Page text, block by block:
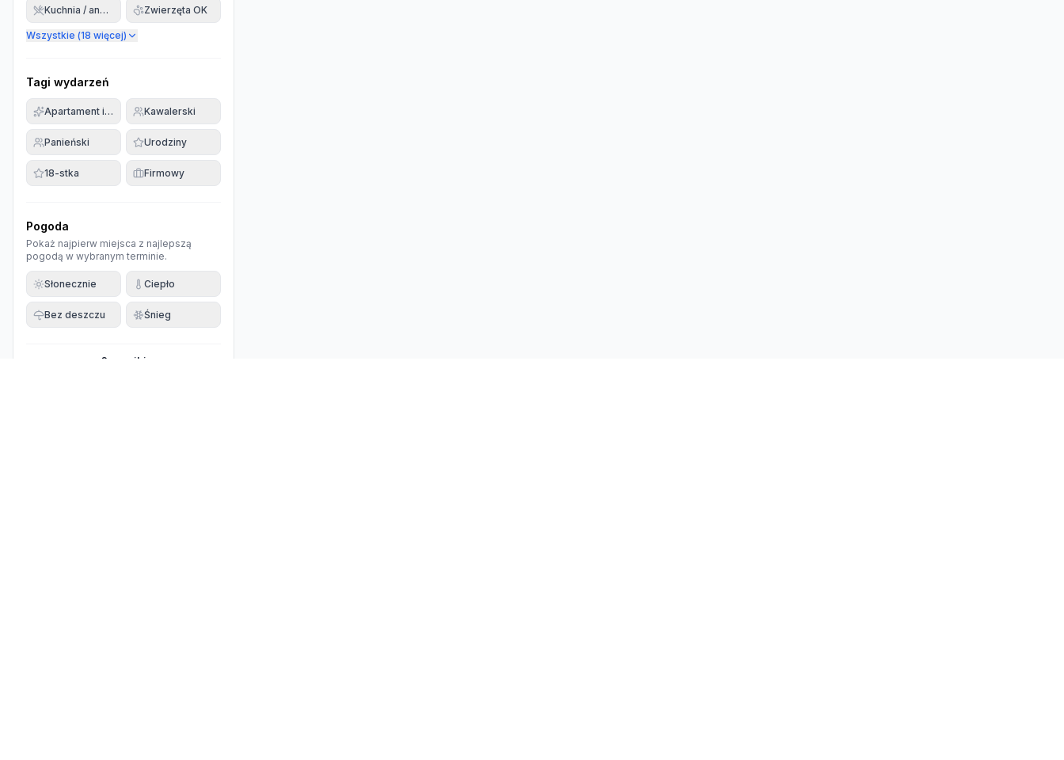
Kuchnia / aneks Zwierzęta OK
Wszystkie (18 więcej)
Tagi wydarzeń
Apartament imprezowyKawalerski
Panieński Urodziny
18-stka Firmowy
Pogoda
Pokaż najpierw miejsca z najlepszą
pogodą w wybranym terminie.
Słonecznie Ciepło
Bez deszczu Śnieg
0 wyniki